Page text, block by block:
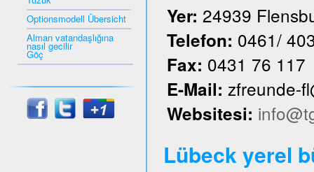
Optionsmodell Übersicht
Alman vatandaşlığına
nasıl gecilir
Göç
Yer: 24939
Telefon: 0461/
Fax: 0431 76 117
E-Mail: zfreunde-
Websitesi:
Lübeck yerel